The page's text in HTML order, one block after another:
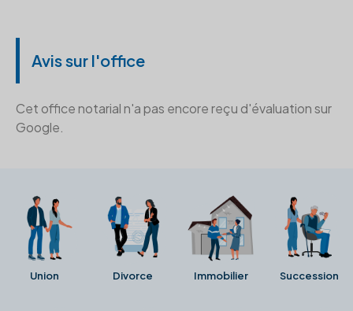
Avis sur l'office
Cet office notarial n'a pas encore reçu d'évaluation sur
Google.
Union Divorce Immobilier Succession